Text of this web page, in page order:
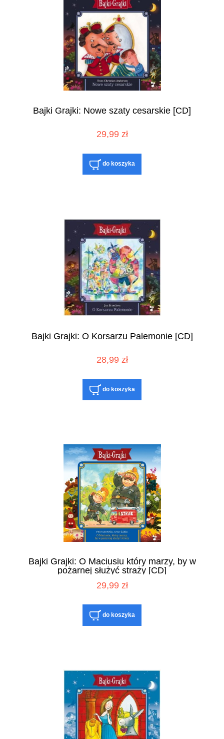
Bajki Grajki: Nowe szaty cesarskie [CD]
29,99 zł
do koszyka
Bajki Grajki: O Korsarzu Palemonie [CD]
28,99 zł
do koszyka
Bajki Grajki: O Maciusiu który marzy, by w
pożarnej służyć straży [CD]
29,99 zł
do koszyka